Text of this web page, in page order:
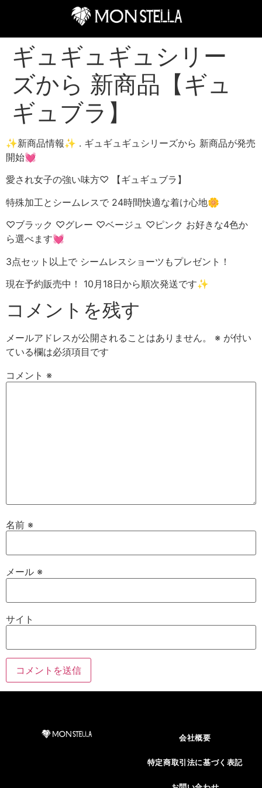
ギュギュギュシリー
ズから 新商品【ギュ
ギュブラ】
✨新商品情報✨ . ギュギュギュシリーズから 新商品が発売
開始💓
愛され女子の強い味方♡ 【ギュギュブラ】
特殊加工とシームレスで 24時間快適な着け心地🌼
♡ブラック ♡グレー ♡ベージュ ♡ピンク お好きな4色か
ら選べます💓
3点セット以上で シームレスショーツもプレゼント！
現在予約販売中！ 10月18日から順次発送です✨
コメントを残す
メールアドレスが公開されることはありません。 ※ が付い
ている欄は必須項目です
コメント ※
名前 ※
メール ※
サイト
会社概要
特定商取引法に基づく表記